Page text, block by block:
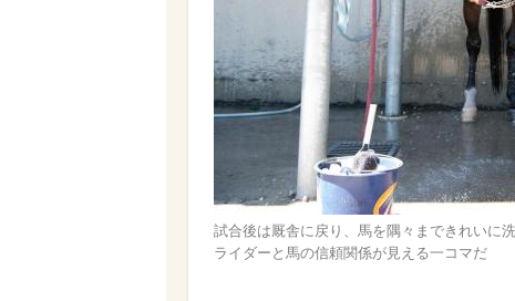
試合後は厩舎に戻り、馬を隅々まできれいに
ライダーと馬の信頼関係が見える一コマだ